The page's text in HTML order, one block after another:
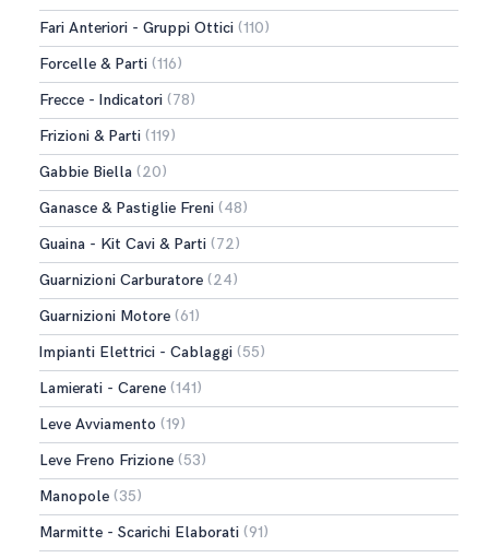
Fari Anteriori - Gruppi Ottici (110)
Forcelle & Parti (116)
Frecce - Indicatori (78)
Frizioni & Parti (119)
Gabbie Biella (20)
Ganasce & Pastiglie Freni (48)
Guaina - Kit Cavi & Parti (72)
Guarnizioni Carburatore (24)
Guarnizioni Motore (61)
Impianti Elettrici - Cablaggi (55)
Lamierati - Carene (141)
Leve Avviamento (19)
Leve Freno Frizione (53)
Manopole (35)
Marmitte - Scarichi Elaborati (91)